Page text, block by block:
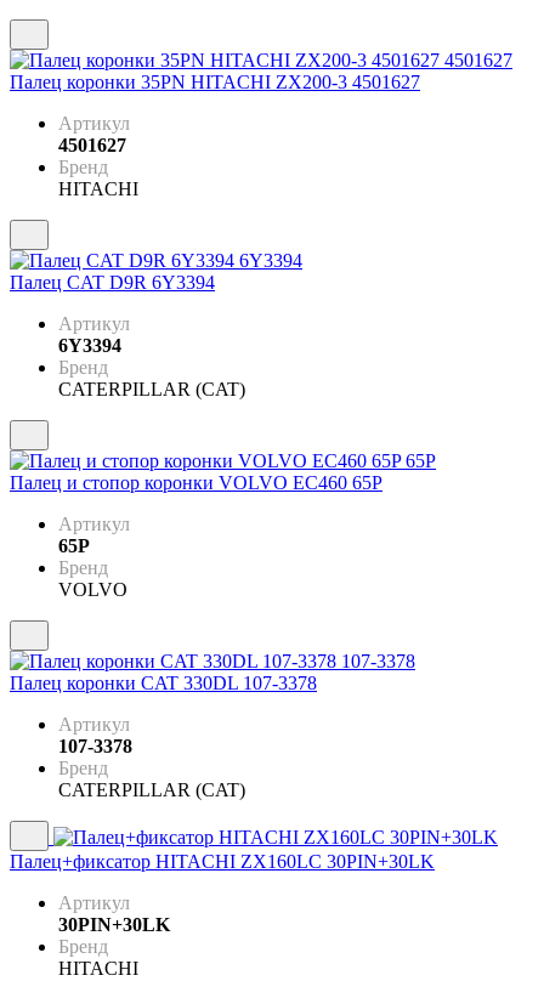
Палец коронки 35PN HITACHI ZX200-3 4501627
Артикул
4501627
Бренд
HITACHI
Палец CAT D9R 6Y3394
Артикул
6Y3394
Бренд
CATERPILLAR (CAT)
Палец и стопор коронки VOLVO EC460 65P
Артикул
65P
Бренд
VOLVO
Палец коронки CAT 330DL 107-3378
Артикул
107-3378
Бренд
CATERPILLAR (CAT)
Палец+фиксатор HITACHI ZX160LC 30PIN+30LK
Артикул
30PIN+30LK
Бренд
HITACHI